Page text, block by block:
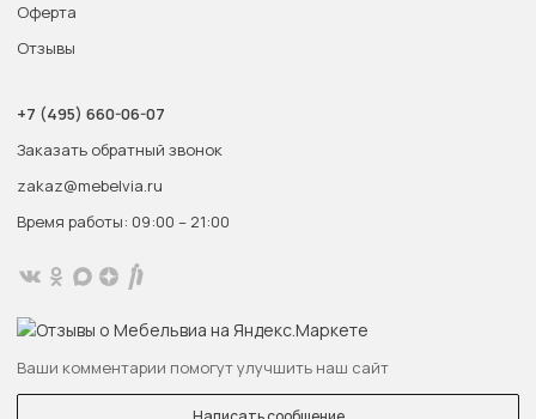
Оферта
Отзывы
+7 (495) 660-06-07
Заказать обратный звонок
zakaz@mebelvia.ru
Время работы: 09:00 – 21:00
Ваши комментарии помогут улучшить наш сайт